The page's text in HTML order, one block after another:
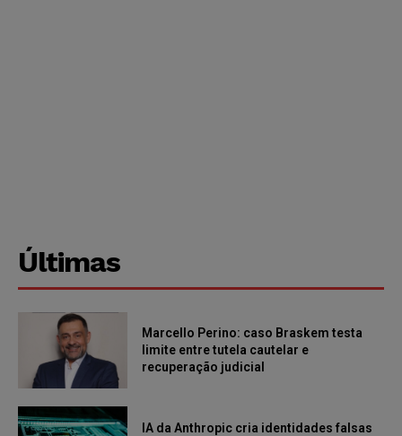
Últimas
Marcello Perino: caso Braskem testa
limite entre tutela cautelar e
recuperação judicial
IA da Anthropic cria identidades falsas